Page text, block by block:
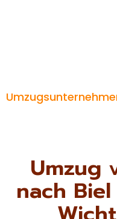
Umzug
nach